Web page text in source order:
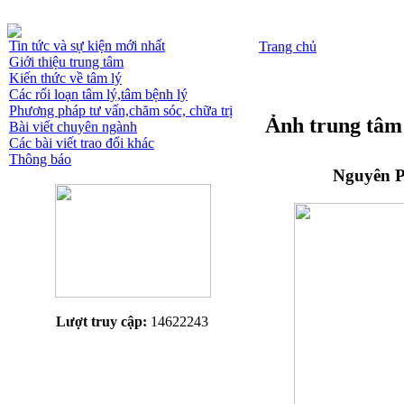
Tin tức và sự kiện mới nhất
Giới thiệu trung tâm
Kiến thức về tâm lý
Các rối loạn tâm lý,tâm bệnh lý
Phương pháp tư vấn,chăm sóc, chữa trị
Bài viết chuyên ngành
Các bài viết trao đổi khác
Thông báo
Lượt truy cập: 14622243
Trang chủ
Ảnh trung tâm
Nguyên